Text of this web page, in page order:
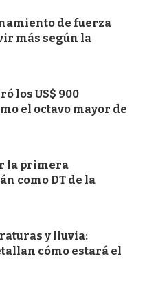
de fuerza
más según la
los US$ 900
el octavo mayor de
la primera
como DT de la
y lluvia:
cómo estará el